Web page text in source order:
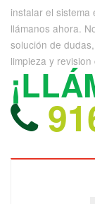
instalar el
llámanos ahora.
solución de
limpieza y